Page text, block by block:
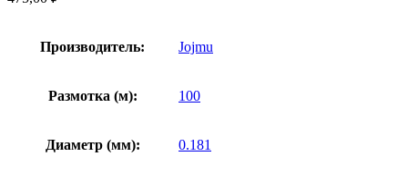
Производитель: Jojmu
Размотка (м): 100
Диаметр (мм): 0.181